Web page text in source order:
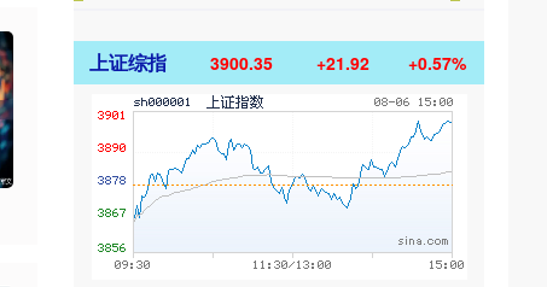
上证综指 3900.35 +21.92 +0.57%